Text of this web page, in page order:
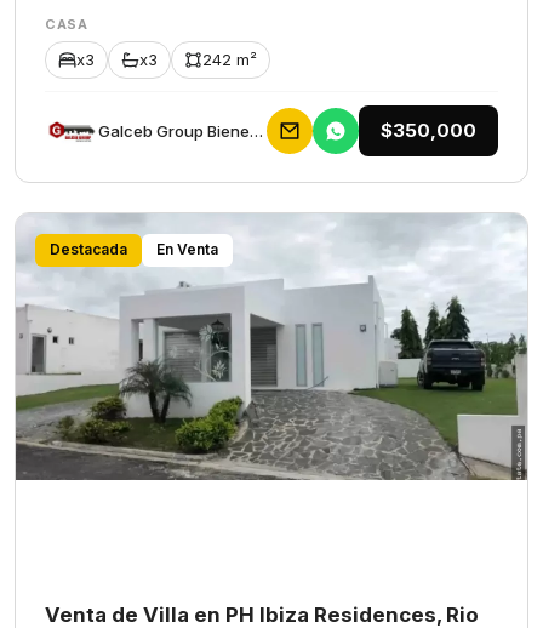
CASA
x3 x3 242 m²
Galceb Group Bienes Raices $350,000
Destacada En Venta
Venta de Villa en PH Ibiza Residences, Rio